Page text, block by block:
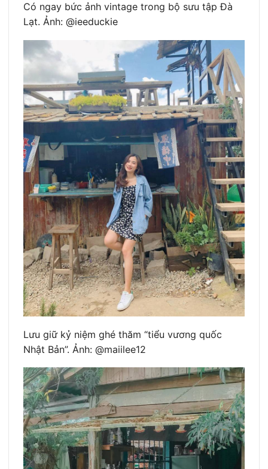
Có ngay bức ảnh vintage trong bộ sưu tập Đà
Lạt. Ảnh: @ieeduckie
Lưu giữ kỷ niệm ghé thăm “tiểu vương quốc
Nhật Bản”. Ảnh: @maiilee12